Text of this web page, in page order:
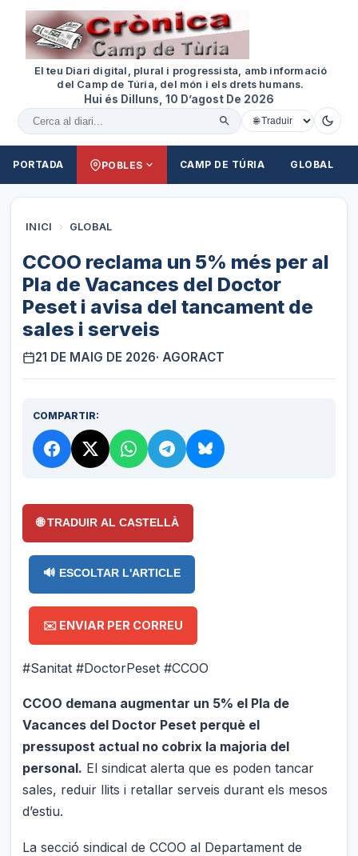
El teu Diari digital, plural i progressista, amb informació
del Camp de Túria, del món i els drets humans.
Hui és Dilluns, 10 D’agost De 2026
Cercar al diari
PORTADA POBLES CAMP DE TÚRIA GLOBAL
INICI › GLOBAL
CCOO reclama un 5% més per al
Pla de Vacances del Doctor
Peset i avisa del tancament de
sales i serveis
21 DE MAIG DE 2026· AGORACT
COMPARTIR:
🌐 TRADUIR AL CASTELLÀ
🔊 ESCOLTAR L'ARTICLE
✉️ ENVIAR PER CORREU
#Sanitat #DoctorPeset #CCOO
CCOO demana augmentar un 5% el Pla de
Vacances del Doctor Peset perquè el
pressupost actual no cobrix la majoria del
personal. El sindicat alerta que es poden tancar
sales, reduir llits i retallar serveis durant els mesos
d’estiu.
La secció sindical de CCOO al Departament de